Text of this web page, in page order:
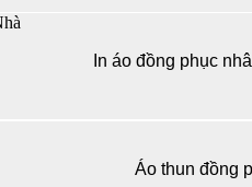
In áo đồng phục
Áo thun đồng